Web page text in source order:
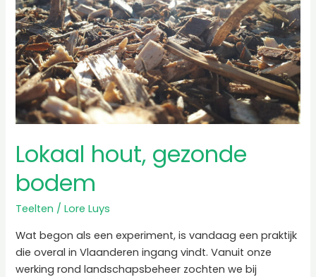
Lokaal hout, gezonde
bodem
Teelten /Lore Luys
Wat begon als een experiment, is vandaag een praktijk
die overal in Vlaanderen ingang vindt. Vanuit onze
werking rond landschapsbeheer zochten we bij